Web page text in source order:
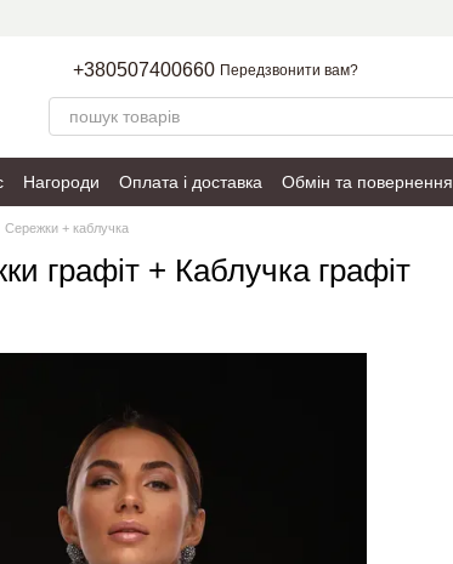
+380507400660 Передзвонити вам?
Нагороди Оплата і доставка Обмін та повернення
Політика конфіденційності Публічний договір
Сережки + каблучка
графіт + Каблучка графіт